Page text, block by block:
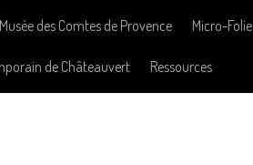
Musée des Comtes de Provence Micro-Folie
de Châteauvert Ressources